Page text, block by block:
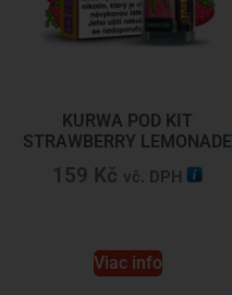
KURWA POD KIT
STRAWBERRY LEMONADE
159 Kč vč. DPH
Viac info